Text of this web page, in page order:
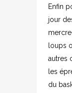
Enfin
jour
loups
autres
les
du